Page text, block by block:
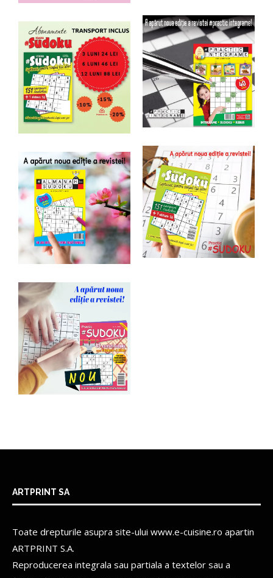
ARTPRINT SA
Toate drepturile asupra site-ului www.e-cuisine.ro apartin
ARTPRINT S.A.
Reproducerea integrala sau partiala a textelor sau a